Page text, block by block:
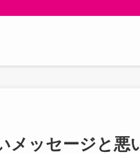
メッセージと悪